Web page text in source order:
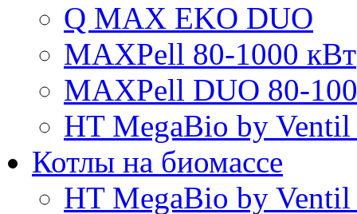
Q MAX EKO DUO
MAXPell 80-1000 кВт
MAXPell DUO 80-
HT MegaBio by
Котлы на биомассе
HT MegaBio by